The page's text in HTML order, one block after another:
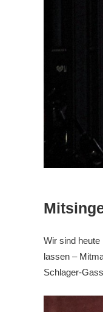
Wir sind
lassen –
Schlager-